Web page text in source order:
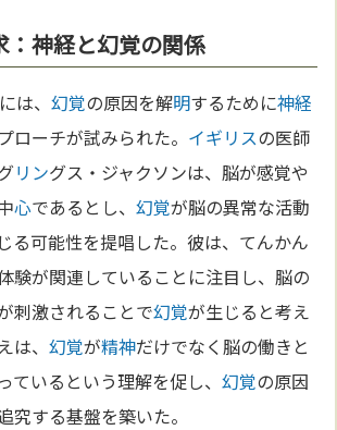
：神経と幻覚の関係
は、幻覚の原因を解明するために神経
ローチが試みられた。 イギリスの医師
リングス・ジャクソンは、脳が感覚や
心であるとし、幻覚が脳の異常な活動
る可能性を提唱した。彼は、てんかん
験が関連していることに注目し、脳の
刺激されることで幻覚が生じると考え
は、幻覚が精神だけでなく脳の働きと
ているという理解を促し、幻覚の原因
究する基盤を築いた。